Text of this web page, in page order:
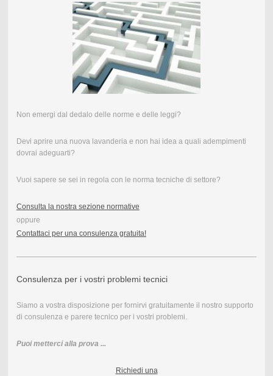
Non emergi dal dedalo delle norme e delle leggi?
Devi aprire una nuova lavanderia e non hai idea a quali adempimenti
dovrai adeguarti?
Vuoi sapere se sei in regola con le norma tecniche di settore?
Consulta la nostra sezione normative
oppure
Contattaci per una consulenza gratuita!
Consulenza per i vostri problemi tecnici
Siamo a vostra disposizione per fornirvi gratuitamente il nostro supporto
di consulenza e parere tecnico per i vostri problemi.
Puoi metterci alla prova ...
Richiedi una